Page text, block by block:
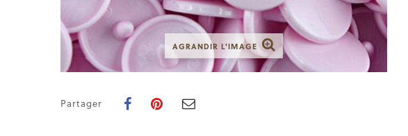
AGRANDIR L'IMAGE
Partager